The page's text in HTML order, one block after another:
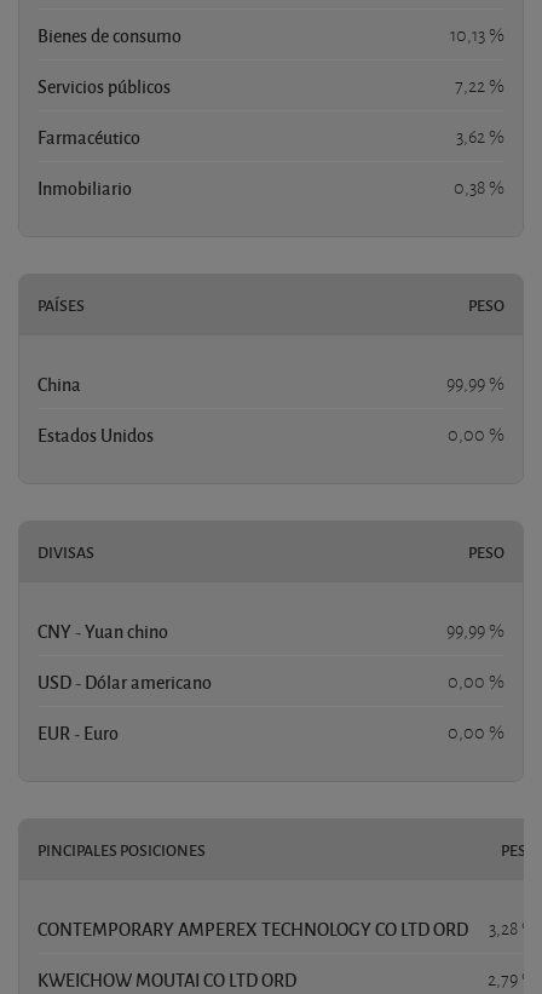
Bienes de consumo 10,13 %
Servicios públicos 7,22 %
Farmacéutico 3,62 %
Inmobiliario 0,38 %
PAÍSES PESO
China 99,99 %
Estados Unidos 0,00 %
DIVISAS PESO
CNY - Yuan chino 99,99 %
USD - Dólar americano 0,00 %
EUR - Euro 0,00 %
PINCIPALES POSICIONES PESO
CONTEMPORARY AMPEREX TECHNOLOGY CO LTD ORD 3,28 %
KWEICHOW MOUTAI CO LTD ORD 2,79 %